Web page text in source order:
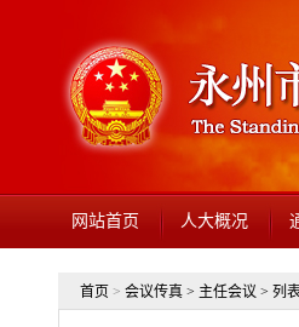
网站首页 人大概况
首页 > 会议传真 > 主任会议 > 列